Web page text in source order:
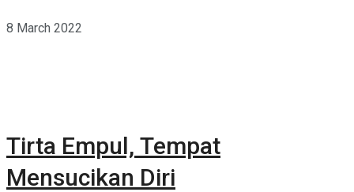
8 March 2022
Tirta Empul, Tempat
Mensucikan Diri